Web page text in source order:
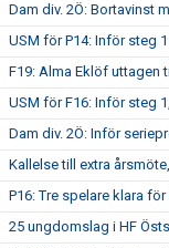
Dam div. 2Ö: Bortavinst
USM för P14: Inför steg
F19: Alma Eklöf uttagen
USM för F16: Inför steg
Dam div. 2Ö: Inför
Kallelse till extra
P16: Tre spelare klara
25 ungdomslag i HF